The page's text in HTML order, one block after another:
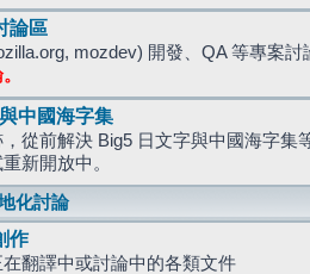
論區
mozdev) 開發、QA 等專案討
中國海字集
從前解決 Big5 日文字與中國海字集
新開放中。
化討論
作
翻譯中或討論中的各類文件